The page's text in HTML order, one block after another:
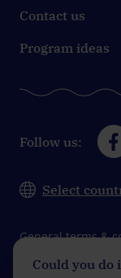
Contact us
Program ideas
Follow us:
Select
General terms &
Data protection
Could you do